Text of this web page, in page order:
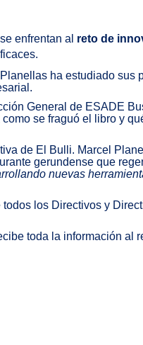
enfrentan al reto de
ha estudiado sus
General de ESADE
como se fraguó el libro y
de El Bulli. Marcel
gerundense que
nuevas
los Directivos y
toda la información al